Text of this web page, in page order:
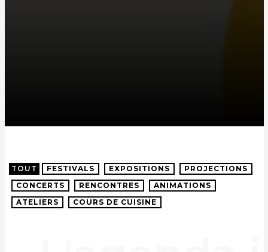
TOUT FESTIVALS EXPOSITIONS
PROJECTIONS
CONCERTS
RENCONTRES
ANIMATIONS
ATELIERS
COURS DE CUISINE